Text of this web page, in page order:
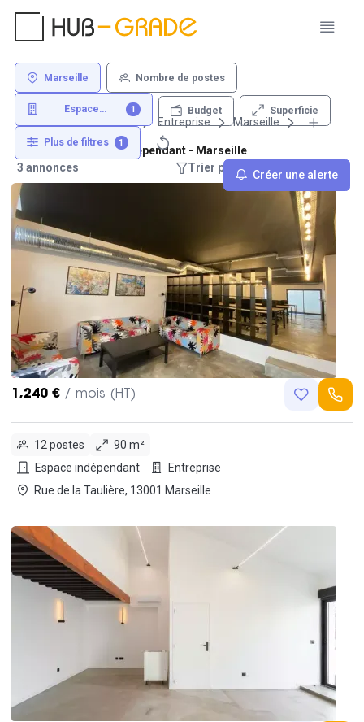
Marseille Nombre de postes
Espace
1 Budget Superficie
Plus de filtres 1
Créer une alerte
Entreprise Marseille
Location d'espace indépendant - Marseille
3 annonces
Trier par : Recommandations
1,240 € / mois (HT)
12 postes
90 m²
Espace indépendant
Entreprise
Rue de la Taulière, 13001 Marseille